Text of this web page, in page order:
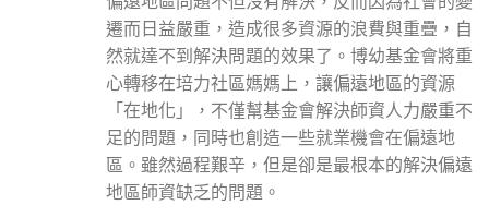
遷而日益嚴重，造成很多資源的浪費與重疊，自
然就達不到解決問題的效果了。博幼基金會將重
心轉移在培力社區媽媽上，讓偏遠地區的資源
「在地化」，不僅幫基金會解決師資人力嚴重不
足的問題，同時也創造一些就業機會在偏遠地
區。雖然過程艱辛，但是卻是最根本的解決偏遠
地區師資缺乏的問題。